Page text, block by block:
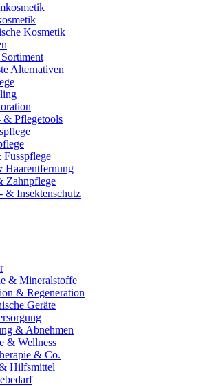
Kosmetik
Alternativen
& Pflegetools
Haarentfernung
Zahnpflege
& Insektenschutz
& Mineralstoffe
& Regeneration
Geräte
& Abnehmen
& Wellness
& Co.
Hilfsmittel